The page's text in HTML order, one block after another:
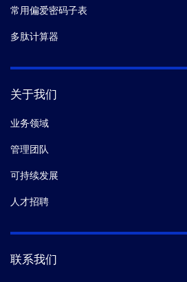
常用偏爱密码子表
多肽计算器
关于我们
业务领域
管理团队
可持续发展
人才招聘
联系我们